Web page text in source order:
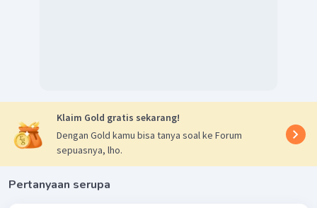
Klaim Gold gratis sekarang!
Dengan Gold kamu bisa tanya soal ke Forum
sepuasnya, lho.
Pertanyaan serupa